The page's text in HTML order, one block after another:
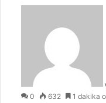
0 632 1 dakika